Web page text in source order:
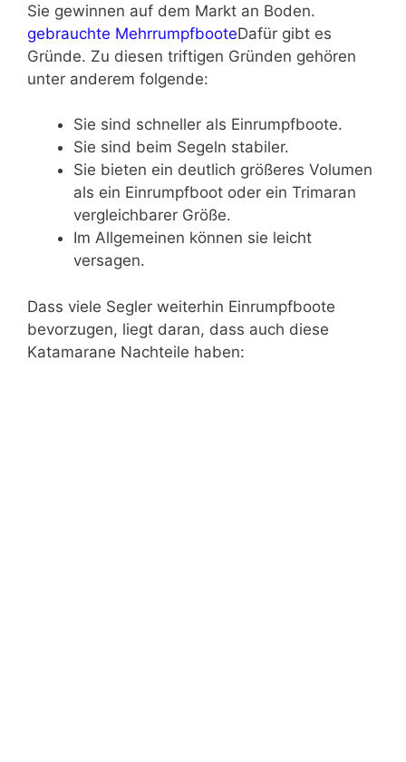
Sie gewinnen auf dem Markt an Boden.
gebrauchte MehrrumpfbooteDafür gibt es
Gründe. Zu diesen triftigen Gründen gehören
unter anderem folgende:
Sie sind schneller als Einrumpfboote.
Sie sind beim Segeln stabiler.
Sie bieten ein deutlich größeres Volumen
als ein Einrumpfboot oder ein Trimaran
vergleichbarer Größe.
Im Allgemeinen können sie leicht
versagen.
Dass viele Segler weiterhin Einrumpfboote
bevorzugen, liegt daran, dass auch diese
Katamarane Nachteile haben: